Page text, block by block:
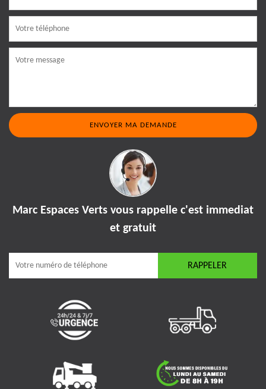
Marc Espaces Verts vous rappelle c'est immediat
et gratuit